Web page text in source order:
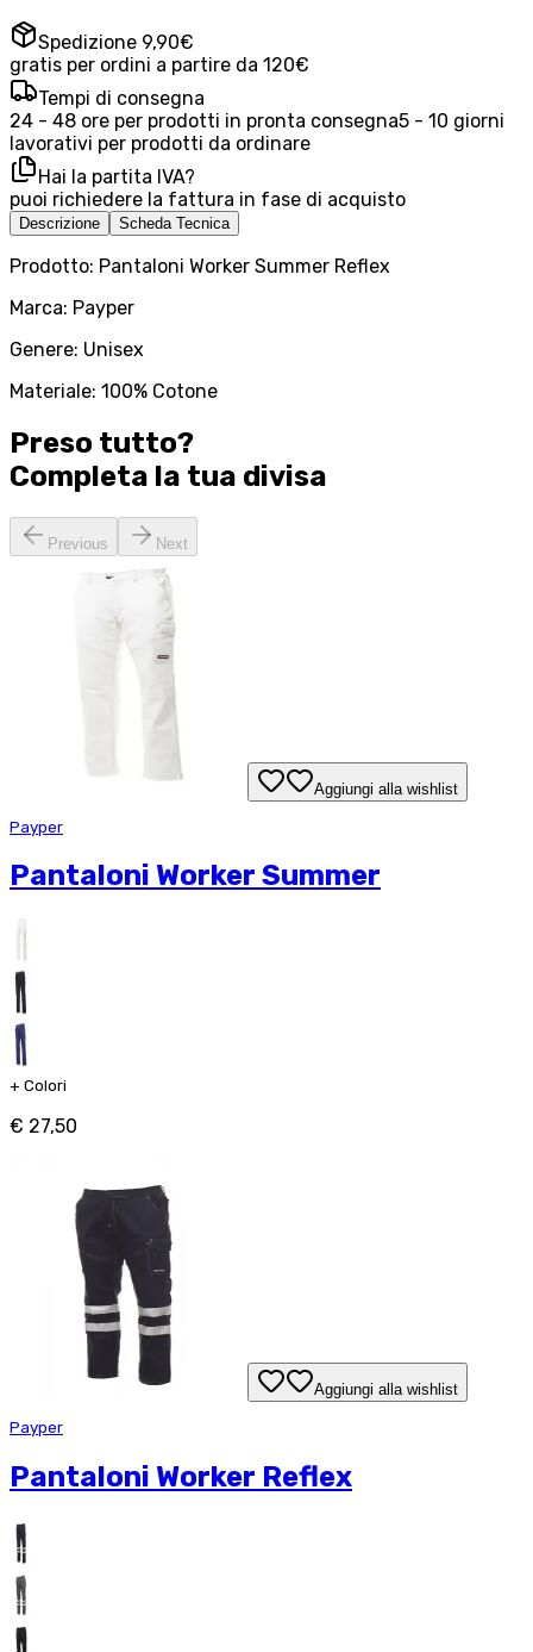
Spedizione 9,90€
gratis per ordini a partire da 120€
Tempi di consegna
24 - 48 ore per prodotti in pronta consegna5 - 10 giorni
lavorativi per prodotti da ordinare
Hai la partita IVA?
puoi richiedere la fattura in fase di acquisto
Descrizione Scheda Tecnica
Prodotto: Pantaloni Worker Summer Reflex
Marca: Payper
Genere: Unisex
Materiale: 100% Cotone
Preso tutto?
Completa la tua divisa
Previous Next
Aggiungi alla wishlist
Payper
Pantaloni Worker Summer
+ Colori
€ 27,50
Aggiungi alla wishlist
Payper
Pantaloni Worker Reflex